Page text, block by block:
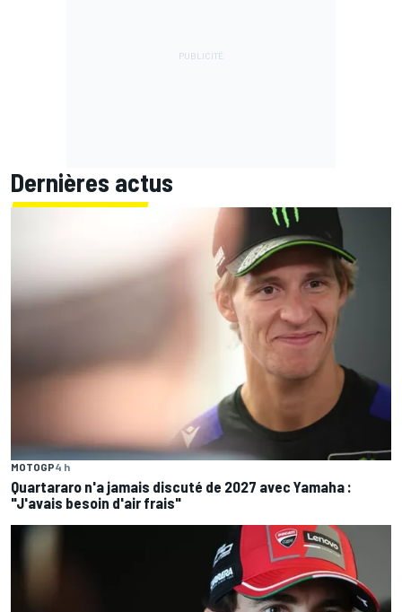
Dernières actus
MOTOGP4 h
Quartararo n'a jamais discuté de 2027 avec Yamaha :
"J'avais besoin d'air frais"